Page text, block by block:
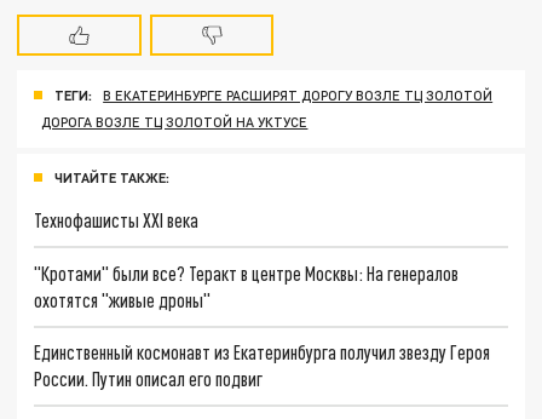
ТЕГИ:
В ЕКАТЕРИНБУРГЕ РАСШИРЯТ ДОРОГУ ВОЗЛЕ ТЦ ЗОЛОТОЙ
ДОРОГА ВОЗЛЕ ТЦ ЗОЛОТОЙ НА УКТУСЕ
ЧИТАЙТЕ ТАКЖЕ:
Технофашисты XXI века
"Кротами" были все? Теракт в центре Москвы: На генералов
охотятся "живые дроны"
Единственный космонавт из Екатеринбурга получил звезду Героя
России. Путин описал его подвиг